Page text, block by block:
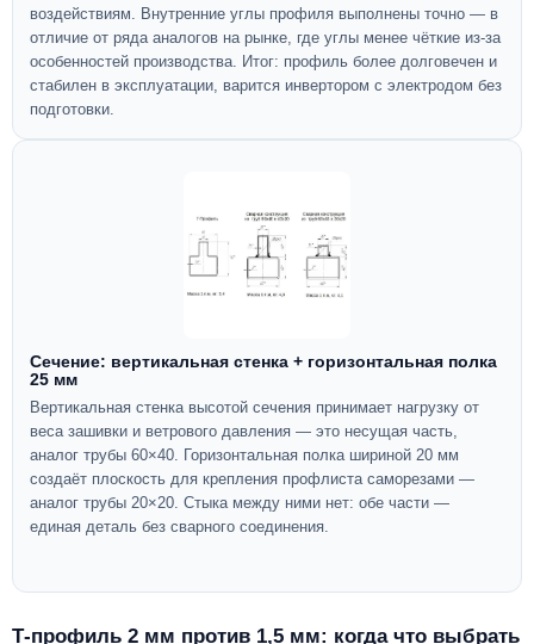
воздействиям. Внутренние углы профиля выполнены точно — в
отличие от ряда аналогов на рынке, где углы менее чёткие из-за
особенностей производства. Итог: профиль более долговечен и
стабилен в эксплуатации, варится инвертором с электродом без
подготовки.
Сечение: вертикальная стенка + горизонтальная полка
25 мм
Вертикальная стенка высотой сечения принимает нагрузку от
веса зашивки и ветрового давления — это несущая часть,
аналог трубы 60×40. Горизонтальная полка шириной 20 мм
создаёт плоскость для крепления профлиста саморезами —
аналог трубы 20×20. Стыка между ними нет: обе части —
единая деталь без сварного соединения.
Т-профиль 2 мм против 1,5 мм: когда что выбрать